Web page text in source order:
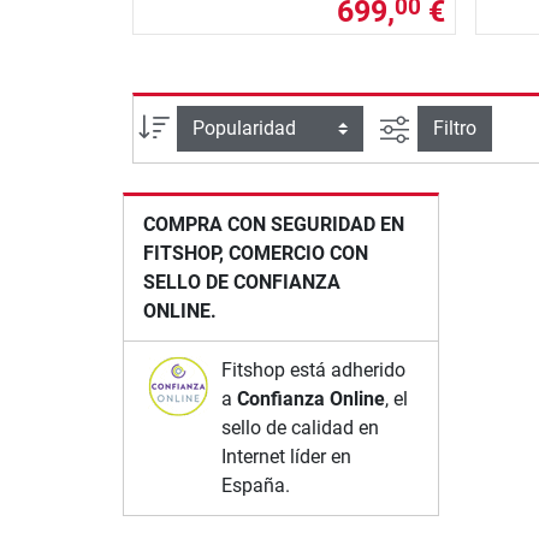
699,00 €
Ordenar por Busqueda
Filtro
COMPRA CON SEGURIDAD EN
FITSHOP, COMERCIO CON
SELLO DE CONFIANZA
ONLINE.
Fitshop está adherido
aConfianza Online, el
sello de calidad en
Internet líder en
España.